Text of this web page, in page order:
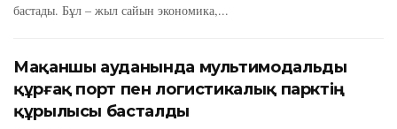
бастады. Бұл – жыл сайын экономика,...
Мақаншы ауданында мультимодальды
құрғақ порт пен логистикалық парктің
құрылысы басталды